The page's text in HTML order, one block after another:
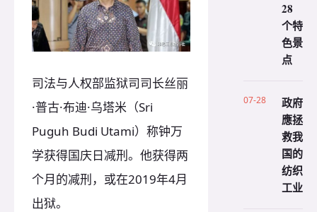
司法与人权部监狱司司长丝丽
·普古·布迪·乌塔米（Sri
Puguh Budi Utami）称钟万
学获得国庆日减刑。他获得两
个月的减刑，或在2019年4月
出狱。
28
个特
色景
点
07-28
政府
應拯
救我
国的
纺织
工业